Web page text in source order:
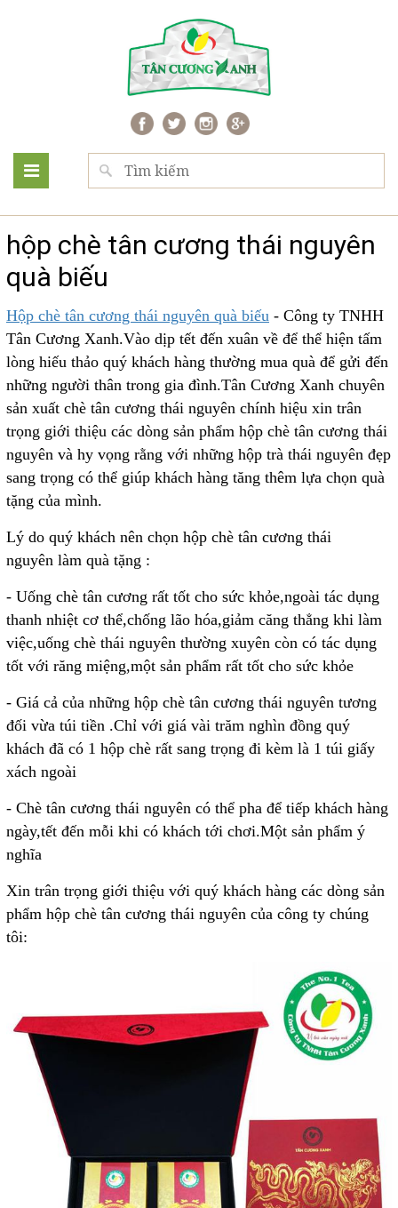
hộp chè tân cương thái nguyên
quà biếu
Hộp chè tân cương thái nguyên quà biếu - Công ty TNHH
Tân Cương Xanh.Vào dịp tết đến xuân về để thể hiện tấm
lòng hiếu thảo quý khách hàng thường mua quà để gửi đến
những người thân trong gia đình.Tân Cương Xanh chuyên
sản xuất chè tân cương thái nguyên chính hiệu xin trân
trọng giới thiệu các dòng sản phẩm hộp chè tân cương thái
nguyên và hy vọng rằng với những hộp trà thái nguyên đẹp
sang trọng có thể giúp khách hàng tăng thêm lựa chọn quà
tặng của mình.
Lý do quý khách nên chọn hộp chè tân cương thái
nguyên làm quà tặng :
- Uống chè tân cương rất tốt cho sức khỏe,ngoài tác dụng
thanh nhiệt cơ thể,chống lão hóa,giảm căng thẳng khi làm
việc,uống chè thái nguyên thường xuyên còn có tác dụng
tốt với răng miệng,một sản phẩm rất tốt cho sức khỏe
- Giá cả của những hộp chè tân cương thái nguyên tương
đối vừa túi tiền .Chỉ với giá vài trăm nghìn đồng quý
khách đã có 1 hộp chè rất sang trọng đi kèm là 1 túi giấy
xách ngoài
- Chè tân cương thái nguyên có thể pha để tiếp khách hàng
ngày,tết đến mỗi khi có khách tới chơi.Một sản phẩm ý
nghĩa
Xin trân trọng giới thiệu với quý khách hàng các dòng sản
phẩm hộp chè tân cương thái nguyên của công ty chúng
tôi: